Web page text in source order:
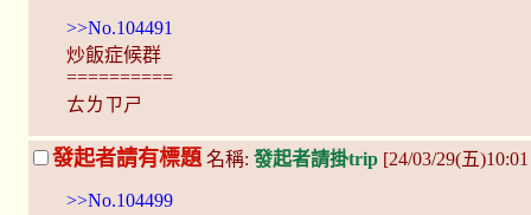
>>No.104491
炒飯症候群
==========
ㄊㄌㄗㄕ
發起者請有標題 名稱: 發起者請掛trip [24/03/29(五
>>No.104499